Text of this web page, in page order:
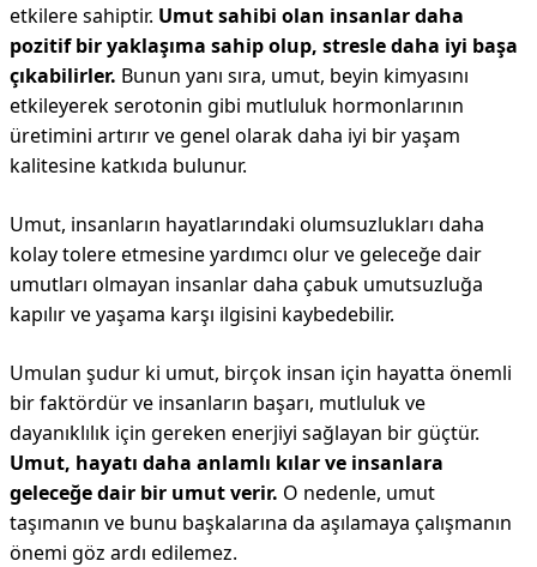
etkilere sahiptir. Umut sahibi olan insanlar daha
pozitif bir yaklaşıma sahip olup, stresle daha iyi başa
çıkabilirler. Bunun yanı sıra, umut, beyin kimyasını
etkileyerek serotonin gibi mutluluk hormonlarının
üretimini artırır ve genel olarak daha iyi bir yaşam
kalitesine katkıda bulunur.
Umut, insanların hayatlarındaki olumsuzlukları daha
kolay tolere etmesine yardımcı olur ve geleceğe dair
umutları olmayan insanlar daha çabuk umutsuzluğa
kapılır ve yaşama karşı ilgisini kaybedebilir.
Umulan şudur ki umut, birçok insan için hayatta önemli
bir faktördür ve insanların başarı, mutluluk ve
dayanıklılık için gereken enerjiyi sağlayan bir güçtür.
Umut, hayatı daha anlamlı kılar ve insanlara
geleceğe dair bir umut verir. O nedenle, umut
taşımanın ve bunu başkalarına da aşılamaya çalışmanın
önemi göz ardı edilemez.